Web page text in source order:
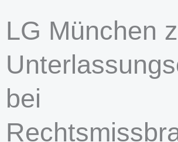
LG München
bei